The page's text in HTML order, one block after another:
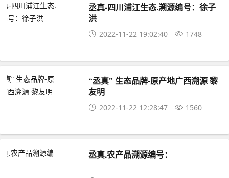
丞真-四川浦江生态.溯源编号：徐子
洪
2022-11-22 19:02:40 1748
“丞真” 生态品牌-原产地广西溯源 黎
友明
2022-11-22 12:28:47 1560
丞真.农产品溯源编号：